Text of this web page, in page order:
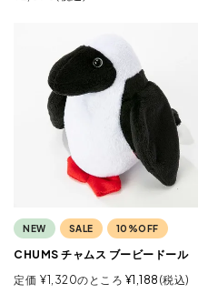
NEW SALE 10%OFF
CHUMS チャムス ブービードール
定価 ¥1,320のところ ¥1,188 税込